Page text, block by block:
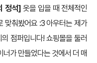
정석] 옷을 입을 때 전체적인
맞춰봤어요 :3 아우터는 제가
점퍼입니다! 쇼핑몰을 둘러
가 만들었다는 것에서 더 매